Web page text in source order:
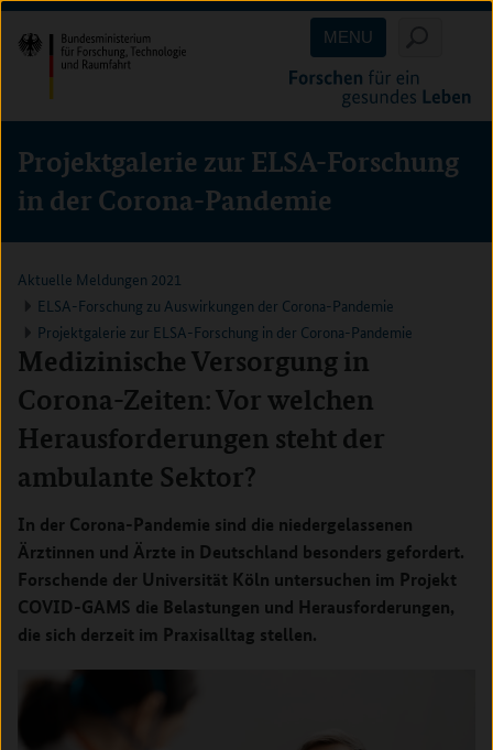
Direkt
zum
Inhalt
(Eingabetaste)
Direkt
zum
Hauptmenu
(Eingabetaste)
Direkt
zur
Suche
(Eingabetaste)
MENU
Projektgalerie zur ELSA-Forschung
in der Corona-Pandemie
Aktuelle Meldungen 2021
ELSA-Forschung zu Auswirkungen der Corona-Pandemie
Projektgalerie zur ELSA-Forschung in der Corona-Pandemie
Medizinische Versorgung in
Corona-Zeiten: Vor welchen
Herausforderungen steht der
ambulante Sektor?
In der Corona-Pandemie sind die niedergelassenen
Ärztinnen und Ärzte in Deutschland besonders gefordert.
Forschende der Universität Köln untersuchen im Projekt
COVID-GAMS die Belastungen und Herausforderungen,
die sich derzeit im Praxisalltag stellen.